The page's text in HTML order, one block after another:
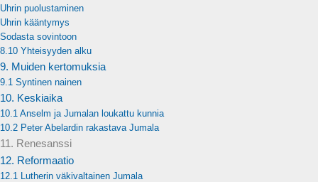
Uhrin puolustaminen
Uhrin kääntymys
Sodasta sovintoon
8.10 Yhteisyyden alku
9. Muiden kertomuksia
9.1 Syntinen nainen
10. Keskiaika
10.1 Anselm ja Jumalan loukattu kunnia
10.2 Peter Abelardin rakastava Jumala
11. Renesanssi
12. Reformaatio
12.1 Lutherin väkivaltainen Jumala